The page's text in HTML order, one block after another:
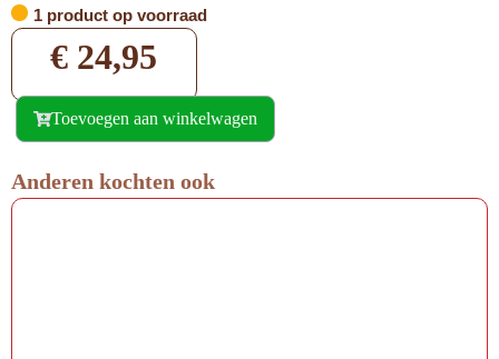
1 product op voorraad
€ 24,95
Toevoegen aan winkelwagen
Anderen kochten ook